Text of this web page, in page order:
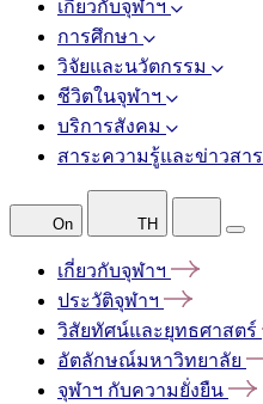
เกี่ยวกับจุฬาฯ
การศึกษา
วิจัยและนวัตกรรม
ชีวิตในจุฬาฯ
บริการสังคม
สาระความรู้และข่าวสาร
On TH
เกี่ยวกับจุฬาฯ
ประวัติจุฬาฯ
วิสัยทัศน์และยุทธศาสตร์
อัตลักษณ์มหาวิทยาลัย
จุฬาฯ กับความยั่งยืน